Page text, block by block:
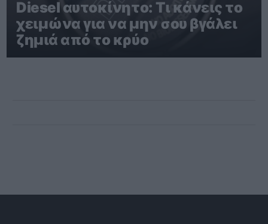
Diesel αυτοκίνητο: Τι κάνεις το
χειμώνα για να μην σου βγάλει
ζημιά από το κρύο